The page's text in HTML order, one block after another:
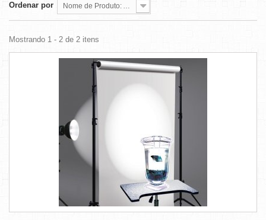
Ordenar por Nome de Produto: A a Z
Mostrando 1 - 2 de 2 itens